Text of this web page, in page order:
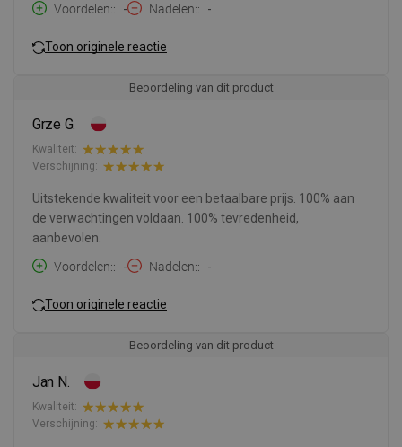
Voordelen:
- Nadelen: -
Toon originele reactie
Beoordeling van dit product
Grze G.
Kwaliteit:
Verschijning:
Uitstekende kwaliteit voor een betaalbare prijs. 100% aan
de verwachtingen voldaan. 100% tevredenheid,
aanbevolen.
Voordelen:
- Nadelen: -
Toon originele reactie
Beoordeling van dit product
Jan N.
Kwaliteit:
Verschijning: